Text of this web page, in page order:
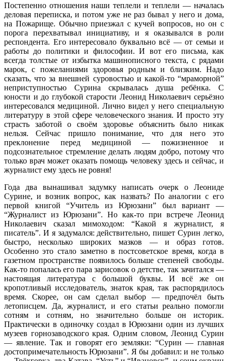
Постепенно отношения наши теплели и теплели — началась
деловая переписка, и потом уже не раз бывал у него и дома,
на Пожарище. Обычно приезжал с кучей вопросов, но он с
порога перехватывал инициативу, и я оказывался в роли
респондента. Его интересовало буквально всё — от семьи и
работы до политики и философии. И вот его письма, как
всегда толстые от избытка машинописного текста, с рядами
марок, с пожеланиями здоровья родным и близким. Надо
сказать, что за внешней суровостью и какой-то “мраморной”
неприступностью Сурина скрывалась душа ребёнка. С
юности и до глубокой старости Леонид Николаевич серьёзно
интересовался медициной. Лично видел у него специальную
литературу в этой сфере человеческого знания. И просто эту
страсть заботой о своём здоровье объяснить было никак
нельзя. Сейчас пришло понимание, что для него это
преклонение перед медициной — пожизненное и
подсознательное стремление делать людям добро, потому что
только врач может оказать помощь человеку здесь и сейчас, и
журналист ему здесь не ровня!
Года два вынашивал задумку написать очерк о Леониде
Сурине, и возник вопрос, как назвать? По аналогии с его
первой книгой “Учитель из Юрюзани” был вариант —
“Журналист из Юрюзани”. Но как-то при встрече Леонид
Николаевич сказал мимоходом: “Какой я журналист, я
писатель”. И я задумался: действительно, пишет Сурин легко,
быстро, несколько широких мазков — и образ готов.
Особенно это стало заметно в постсоветское время, когда в
газетном пространстве появилось больше степеней свободы.
Как-то попалась его пара зарисовок о детстве, так зачитался —
настоящая литература с большой буквы. И всё же он
кропотливый исследователь, знаток края, так распорядилось
время. Скорее, он сам сделал выбор — предпочёл быть
летописцем. Да, журналист, и его статьи реально помогли
сотням и сотням, но значительно больше он историк.
Практически в одиночку создал в Юрюзани один из лучших
музеев горнозаводского края. Одним словом, Леонид Сурин
— явление. Так и говорят его земляки: “Сурин — главная
достопримечательность Юрюзани”. Я бы добавил: и не только